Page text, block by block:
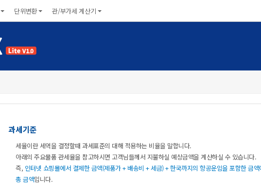
단위변환 관/부가세계산기
과세기준
세율이란세역을결정할때과세표준의대해적용하는비율을말합니다.
아래의주요물품관세율을참고하시면고객님들께서지불하실예상금액을계산하실수있습니다.
즉, 인터넷쇼핑몰에서결제한금액(제품가+배송비+세금)+한국까지의항공운임을포함한금
총금액입니다.